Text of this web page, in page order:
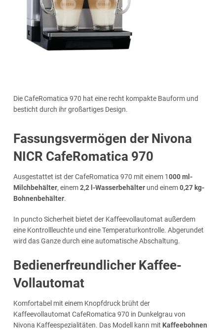
Die CafeRomatica 970 hat eine recht kompakte Bauform und
besticht durch ihr großartiges Design.
Fassungsvermögen der Nivona
NICR CafeRomatica 970
Ausgestattet ist der CafeRomatica 970 mit einem 1000 ml-
Milchbehälter, einem2,2 l-Wasserbehälterund einem0,27 kg-
Bohnenbehälter.
In puncto Sicherheit bietet der Kaffeevollautomat außerdem
eine Kontrollleuchte und eine Temperaturkontrolle. Abgerundet
wird das Ganze durch eine automatische Abschaltung.
Bedienerfreundlicher Kaffee-
Vollautomat
Komfortabel mit einem Knopfdruck brüht der
Kaffeevollautomat CafeRomatica 970 in Dunkelgrau von
Nivona Kaffeespezialitäten. Das Modell kann mit Kaffeebohnen